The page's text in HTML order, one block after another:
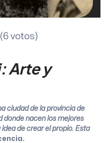
votos)
Arte y
ciudad de la provincia de
donde nacen los mejores
de crear el propio. Esta